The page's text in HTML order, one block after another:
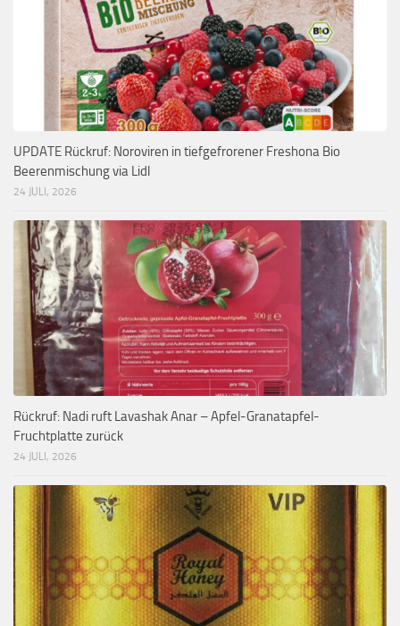
UPDATE Rückruf: Noroviren in tiefgefrorener Freshona Bio
Beerenmischung via Lidl
24 JULI, 2026
Rückruf: Nadi ruft Lavashak Anar – Apfel-Granatapfel-
Fruchtplatte zurück
24 JULI, 2026